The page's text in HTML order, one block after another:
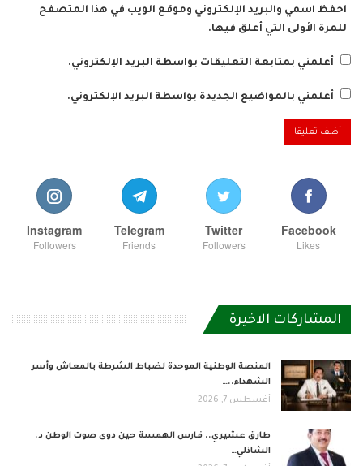
احفظ اسمي والبريد الإلكتروني وموقع الويب في هذا المتصفح
للمرة الأولى التي أعلق فيها.
أعلمني بمتابعة التعليقات بواسطة البريد الإلكتروني.
أعلمني بالمواضيع الجديدة بواسطة البريد الإلكتروني.
Facebook
Likes
Twitter
Followers
Telegram
Friends
Instagram
Followers
المشاركات الاخيرة
المنصة الوطنية الموحدة لضباط الشرطة بالمعاش وأسر
الشهداء..…
أغسطس 7, 2026
طارق عشيري.. فارس الهمسة حين دوى صوت الوطن د.
الشاذلي…